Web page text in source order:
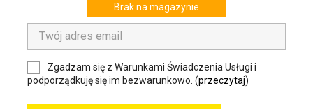
Brak na magazynie
Zgadzam się z Warunkami Świadczenia Usługi i
podporządkuję się im bezwarunkowo. (przeczytaj)